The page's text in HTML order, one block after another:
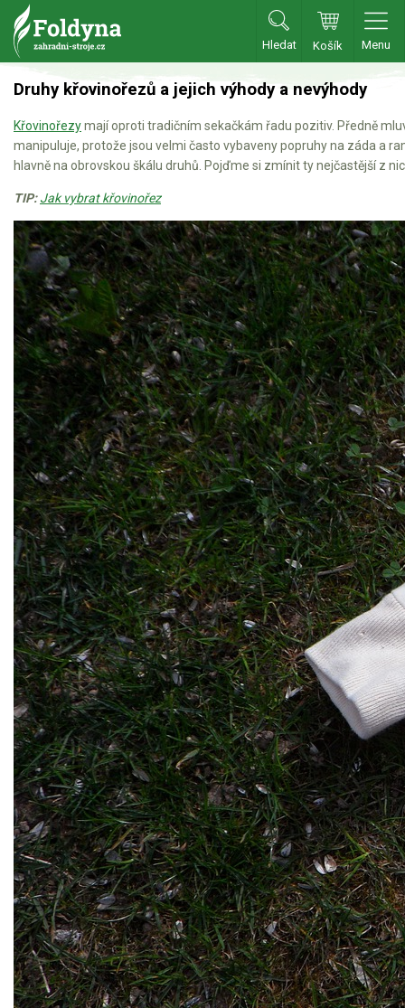
Hledat Košík Menu
Zahradní traktory
Zahradní traktory
Zahradní ridery
Aku traktory
Příslušenství
Sekačky
Benzínové sekačky
Akumulátorové sekačky
Robotické sekačky
Bubnové sekačky
Mulčovače
Křovinořezy a vyžínače
Benzínové křovinořezy a vyžínače
Aku křovinořezy a vyžínače
Motorové pily
Benzínové pily
Aku pily
Elektrické pily
Jednoruční pily
Vyvětvovací pily
AKU zahradní technika
Aku křovinořezy a vyžínače
Aku pily
Aku sekačky
Aku STIHL
Aku AL-KO
Druhy křovinořezů a jejich výhody a nevýhody
Křovinořezymají oproti tradičním sekačkám řadu pozitiv. Předně
manipuluje, protože jsou velmi často vybaveny popruhy na záda a
hlavně na obrovskou škálu druhů. Pojďme si zmínit ty nejčastější z
TIP: Jak vybrat křovinořez